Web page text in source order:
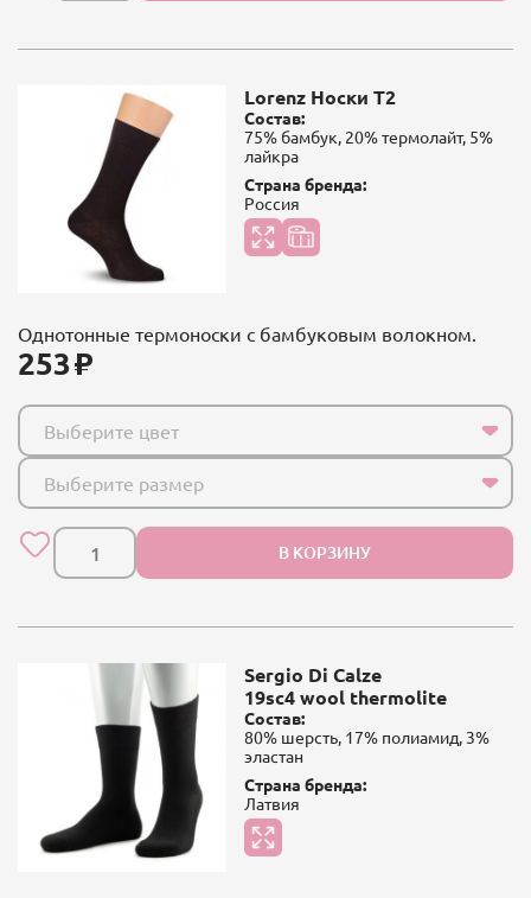
Lorenz Носки Т2
Состав:
75% бамбук, 20% термолайт, 5%
лайкра
Страна бренда:
Россия
Однотонные термоноски с бамбуковым волокном.
253
Выберите цвет
Выберите размер
В КОРЗИНУ
Sergio Di Calze
19sc4 wool thermolite
Состав:
80% шерсть, 17% полиамид, 3%
эластан
Страна бренда:
Латвия